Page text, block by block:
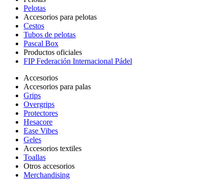
Pelotas
Accesorios para pelotas
Cestos
Tubos de pelotas
Pascal Box
Productos oficiales
FIP Federación Internacional Pádel
Accesorios
Accesorios para palas
Grips
Overgrips
Protectores
Hesacore
Ease Vibes
Geles
Accesorios textiles
Toallas
Otros accesorios
Merchandising